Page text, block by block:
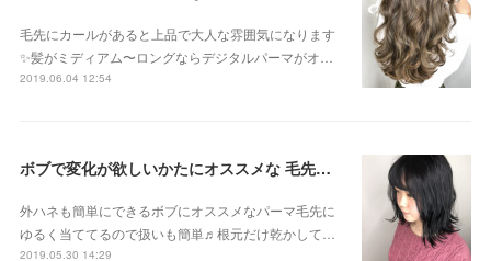
毛先にカールがあると上品で大人な雰囲気になります
✨髪がミディアム〜ロングならデジタルパーマがオ…
2019.06.04 12:54
ボブで変化が欲しいかたにオススメな 毛先パーマ
外ハネも簡単にできるボブにオススメなパーマ毛先に
ゆるく当ててるので扱いも簡単♬根元だけ乾かして…
2019.05.30 14:29